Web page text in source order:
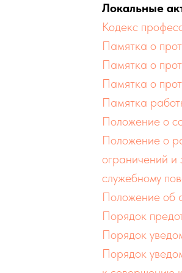
Локальные
Кодекс
Памятка о
Памятка о
Памятка о
Памятка
Положение о
Положение о
ограничений и
служебному
Положение об
Порядок
Порядок
Порядок